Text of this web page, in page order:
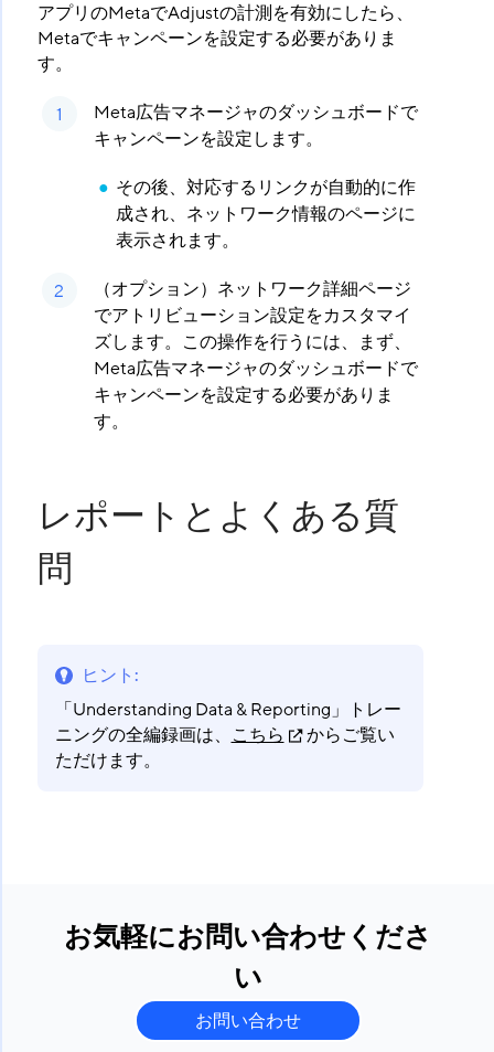
アプリのMetaでAdjustの計測を有効にしたら、
Metaでキャンペーンを設定する必要がありま
す。
Meta広告マネージャのダッシュボードで
キャンペーンを設定します。
その後、対応するリンクが自動的に作
成され、ネットワーク情報のページに
表示されます。
（オプション）ネットワーク詳細ページ
でアトリビューション設定をカスタマイ
ズします。この操作を行うには、まず、
Meta広告マネージャのダッシュボードで
キャンペーンを設定する必要がありま
す。
レポートとよくある質
問
ヒント :
「Understanding Data & Reporting」トレー
ニングの全編録画は、 こちら
からご覧い
ただけます。
お気軽にお問い合わせくださ
い
お問い合わせ